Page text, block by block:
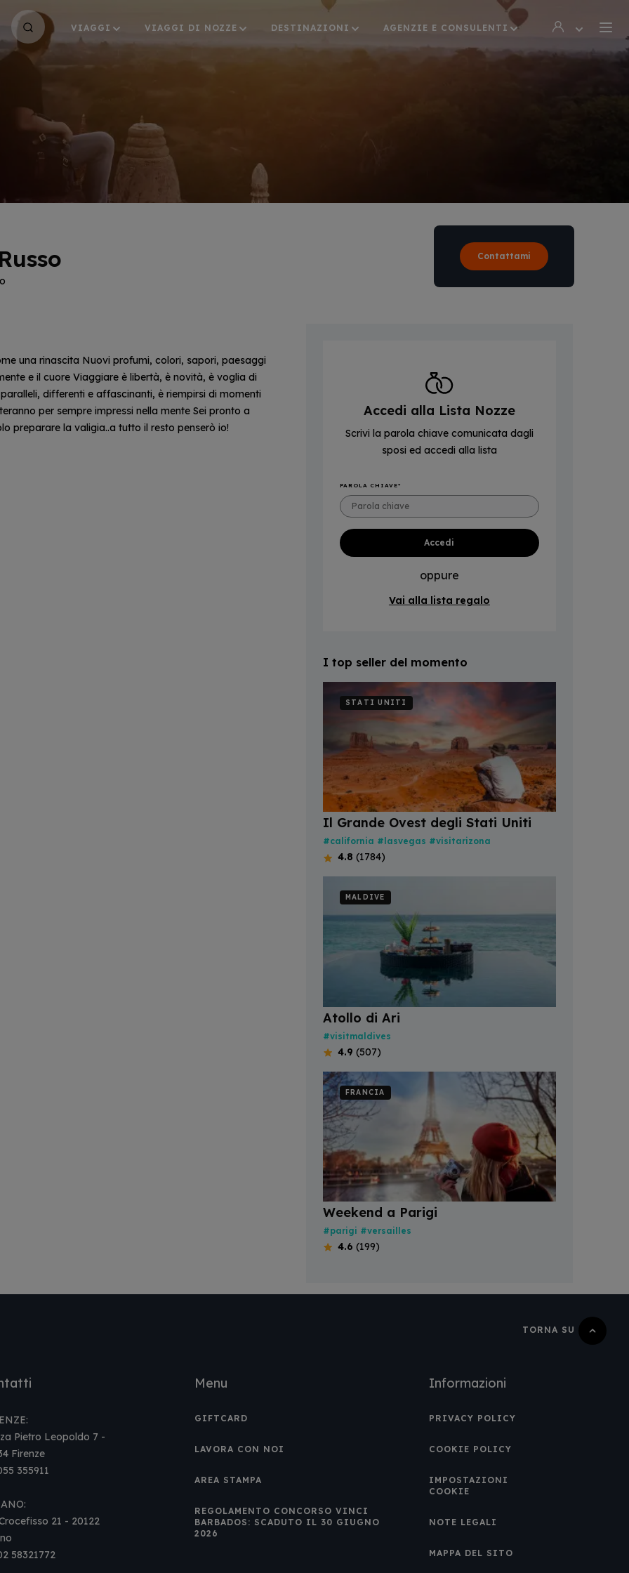
VIAGGI VIAGGI DI NOZZE DESTINAZIONI AGENZIE E CONSULENTI
Contattami
una rinascita Nuovi profumi, colori, sapori, paesaggi
e il cuore Viaggiare è libertà, è novità, è voglia di
differenti e affascinanti, è riempirsi di momenti
per sempre impressi nella mente Sei pronto a
preparare la valigia..a tutto il resto penserò io!
Accedi alla Lista Nozze
Scrivi la parola chiave comunicata dagli
sposi ed accedi alla lista
PAROLA CHIAVE
oppure
Vai alla lista regalo
I top seller del momento
STATI UNITI
Il Grande Ovest degli Stati Uniti
#california #lasvegas #visitarizona
4.8 (1784)
MALDIVE
Atollo di Ari
#visitmaldives
4.9 (507)
FRANCIA
Weekend a Parigi
#parigi #versailles
4.6 (199)
TORNA SU
Menu
GIFTCARD
LAVORA CON NOI
AREA STAMPA
REGOLAMENTO CONCORSO VINCI
BARBADOS: SCADUTO IL 30 GIUGNO
2026
Informazioni
PRIVACY POLICY
COOKIE POLICY
IMPOSTAZIONI
COOKIE
NOTE LEGALI
MAPPA DEL SITO
Pietro Leopoldo 7 -
Firenze
355911
21 - 20122
58321772